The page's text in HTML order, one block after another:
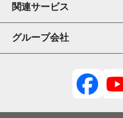
店舗検索
厨房機器販売
厨房機器売買
修理・メンテナンス
関連サービス
厨房機器販売
グループ会社
テンポスドットコム
テンポスフードプレイス